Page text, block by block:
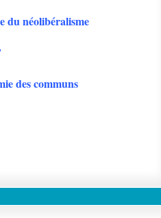
du néolibéralisme
des communs